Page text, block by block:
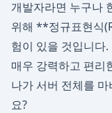
개발자라면 누구나
위해 **정규표현식
험이 있을 것입니다.
매우 강력하고 편리
나가 서버 전체를
요?